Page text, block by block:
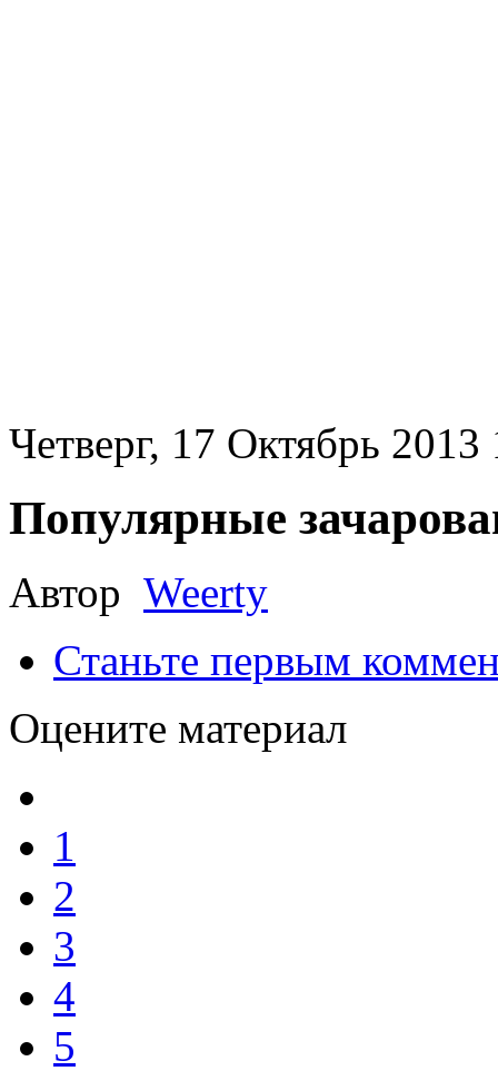
Четверг, 17 Октябрь 2013
Популярные
Автор Weerty
Станьте первым
Оцените материал
1
2
3
4
5